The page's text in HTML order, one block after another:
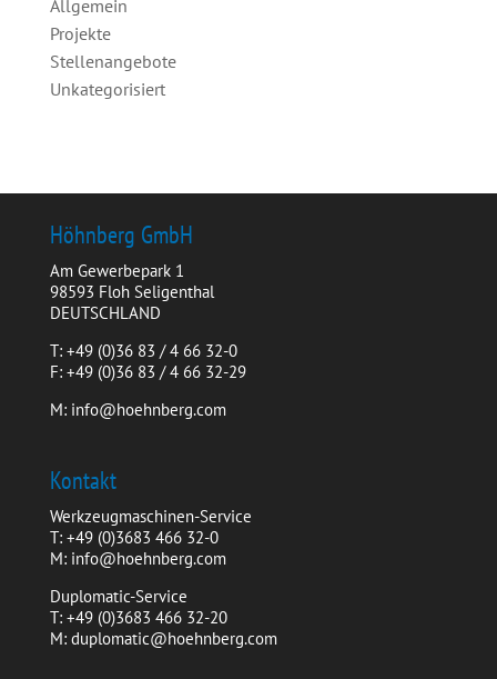
Allgemein
Projekte
Stellenangebote
Unkategorisiert
Höhnberg GmbH
Am Gewerbepark 1
98593 Floh Seligenthal
DEUTSCHLAND
T: +49 (0)36 83 / 4 66 32-0
F: +49 (0)36 83 / 4 66 32-29
M: info@hoehnberg.com
Kontakt
Werkzeugmaschinen-Service
T: +49 (0)3683 466 32-0
M: info@hoehnberg.com
Duplomatic-Service
T: +49 (0)3683 466 32-20
M: duplomatic@hoehnberg.com